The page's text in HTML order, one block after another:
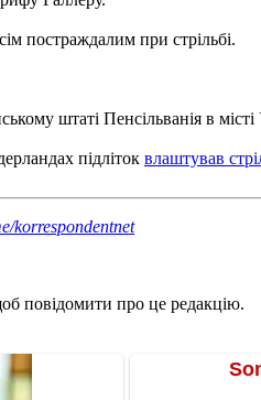
постраждалим при стрільбі.
штаті Пенсільванія в
підліток влаштував
korrespondentnet
повідомити про це редакцію.